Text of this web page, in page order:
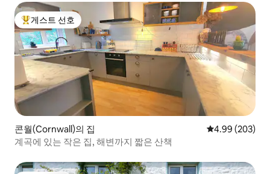
상위 게스트 선호
게스트 선호
콘월(Cornwall)의 집 평점 4.99점(5
4.99 (203)
계곡에 있는 작은 집, 해변까지 짧은 산책